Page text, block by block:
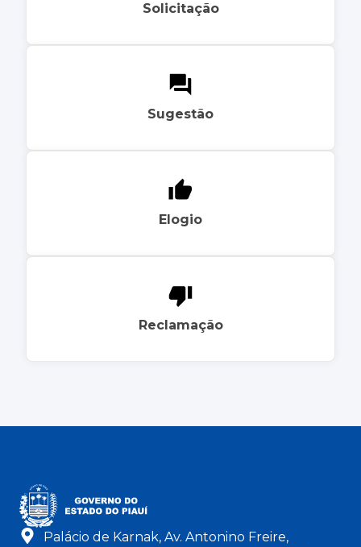
Solicitação
Sugestão
Elogio
Reclamação
Palácio de Karnak, Av. Antonino Freire,